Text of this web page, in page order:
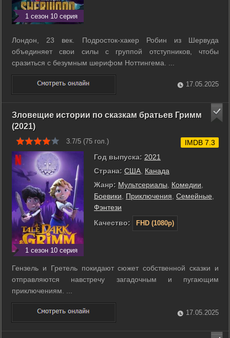
1 сезон 10 серия
Лондон, 23 век. Подросток-хакер Робин из Шервуда
объединяет свои силы с группой отступников, чтобы
сразиться с безумным шерифом Ноттингема. ...
17.05.2025
Зловещие истории по сказкам братьев Гримм
(2021)
3.7/5 (75 гол.)
1 сезон 10 серия
Год выпуска: 2021
Страна: США Канада
Жанр: Мультсериалы Комедии
Боевики
Приключения Семейные
Фэнтези
Качество:
FHD (1080p)
IMDB 7.3
Гензель и Гретель покидают сюжет собственной сказки и
отправляются навстречу загадочным и пугающим
приключениям. ...
17.05.2025